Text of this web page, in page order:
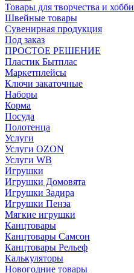
Товары для творчества и хобби
Швейные товары
Сувенирная продукция
Под заказ
ПРОСТОЕ РЕШЕНИЕ
Пластик Бытплас
Маркетплейсы
Ключи закаточные
Наборы
Корма
Посуда
Полотенца
Услуги
Услуги OZON
Услуги WB
Игрушки
Игрушки Домовята
Игрушки Задира
Игрушки Пенза
Мягкие игрушки
Канцтовары
Канцтовары Самсон
Канцтовары Рельеф
Калькуляторы
Новогодние товары